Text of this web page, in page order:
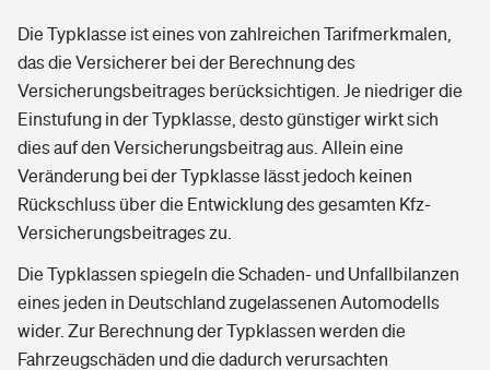
Die Typklasse ist eines von zahlreichen Tarifmerkmalen,
das die Versicherer bei der Berechnung des
Versicherungsbeitrages berücksichtigen. Je niedriger die
Einstufung in der Typklasse, desto günstiger wirkt sich
dies auf den Versicherungsbeitrag aus. Allein eine
Veränderung bei der Typklasse lässt jedoch keinen
Rückschluss über die Entwicklung des gesamten Kfz-
Versicherungsbeitrages zu.
Die Typklassen spiegeln die Schaden- und Unfallbilanzen
eines jeden in Deutschland zugelassenen Automodells
wider. Zur Berechnung der Typklassen werden die
Fahrzeugschäden und die dadurch verursachten